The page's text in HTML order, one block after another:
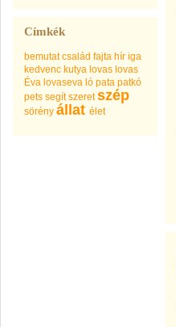
Címkék
bemutat család fajta hír iga
kedvenc kutya lovas lovas
Éva lovaseva ló pata patkó
pets segít szeret szép
sörény állat élet